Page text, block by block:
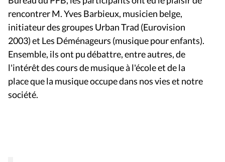
rencontrerM. Yves Barbieux, musicien belge,
initiateur des groupes Urban Trad (Eurovision
2003) et Les Déménageurs (musique pour enfants).
Ensemble, ils ont pu débattre, entre autres, de
l'intérêt des cours de musique à l'école et de la
place que la musique occupe dans nos vies et notre
société.